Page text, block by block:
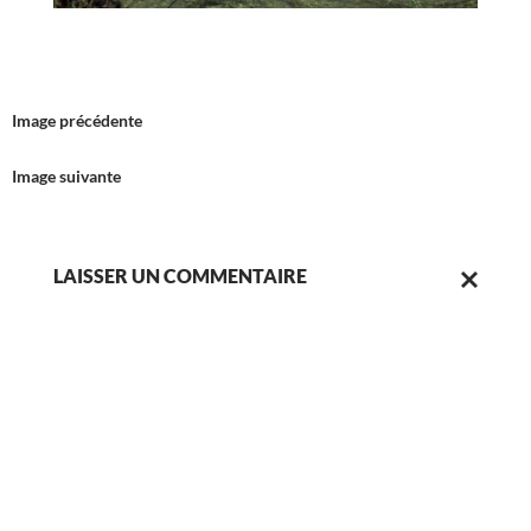
Image précédente
Image suivante
LAISSER UN COMMENTAIRE